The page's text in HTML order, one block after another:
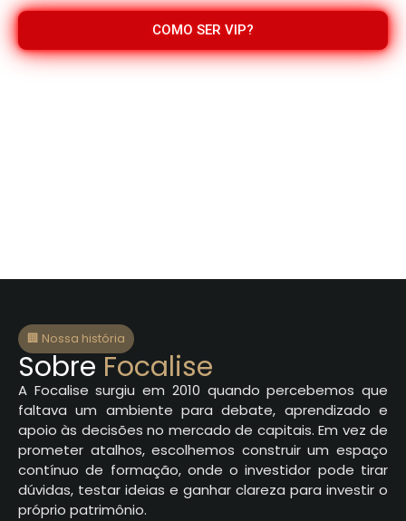
COMO SER VIP?
🏢 Nossa história
Sobre Focalise
A Focalise surgiu em 2010 quando percebemos que
faltava um ambiente para debate, aprendizado e
apoio às decisões no mercado de capitais. Em vez de
prometer atalhos, escolhemos construir um espaço
contínuo de formação, onde o investidor pode tirar
dúvidas, testar ideias e ganhar clareza para investir o
próprio patrimônio.